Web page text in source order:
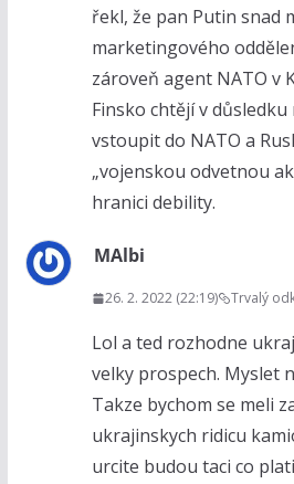
řekl, že pan Putin snad
marketingového
zároveň agent NATO v
Finsko chtějí v
vstoupit do NATO a
„vojenskou odvetnou
hranici debility.
MAlbi
26. 2. 2022 (22:19) Trvalý
Lol a ted rozhodne
velky prospech. Myslet
Takze bychom se meli
ukrajinskych ridicu
urcite budou taci co